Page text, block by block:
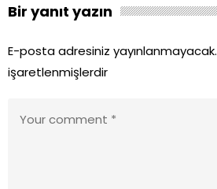
Bir yanıt yazın
E-posta adresiniz yayınlanmayacak.
işaretlenmişlerdir